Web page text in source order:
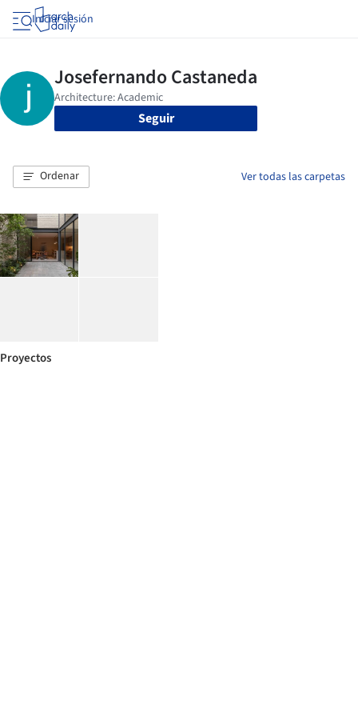
Iniciar sesión
Seguir
Ordenar Ver todas las carpetas
Proyectos